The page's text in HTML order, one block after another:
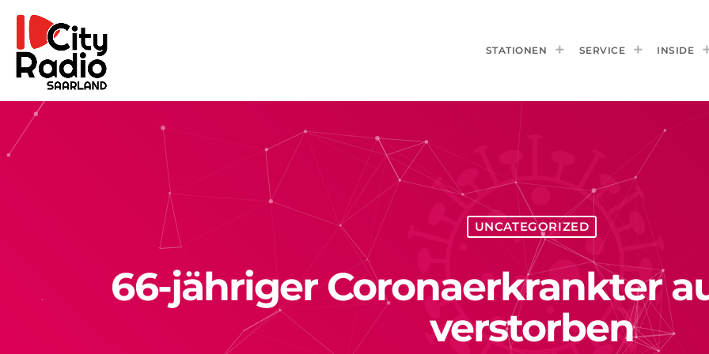
STATIONEN SERVICE INSIDE
UNCATEGORIZED
66-jähriger Coronaerkrankter
verstorben